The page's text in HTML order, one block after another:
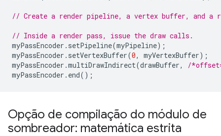
// Create a render pipeline, a vertex buffer, and a
// Inside a render pass, issue the draw calls.
myPassEncoder . setPipeline(myPipeline);
myPassEncoder . setVertexBuffer(0, myVertexBuffer);
myPassEncoder .multiDrawIndirect(drawBuffer,
/
myPassEncoder . end();
Opção de compilação do módulo de
sombreador: matemática estrita